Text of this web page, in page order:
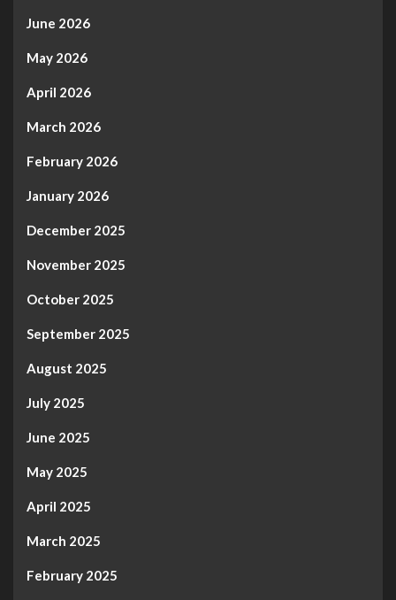
June 2026
May 2026
April 2026
March 2026
February 2026
January 2026
December 2025
November 2025
October 2025
September 2025
August 2025
July 2025
June 2025
May 2025
April 2025
March 2025
February 2025